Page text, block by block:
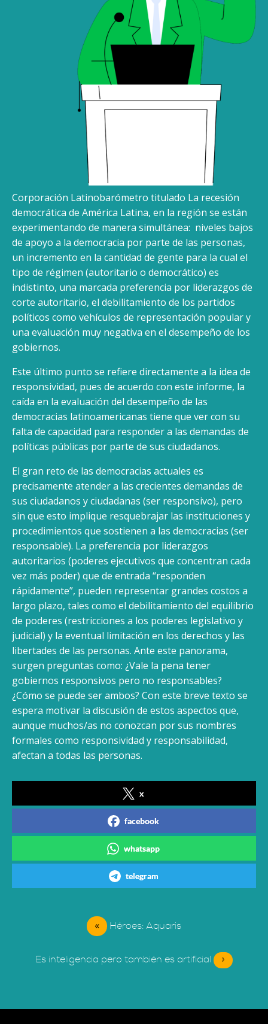
Corporación Latinobarómetro titulado La recesión
democrática de América Latina, en la región se están
experimentando de manera simultánea: niveles bajos
de apoyo a la democracia por parte de las personas,
un incremento en la cantidad de gente para la cual el
tipo de régimen (autoritario o democrático) es
indistinto, una marcada preferencia por liderazgos de
corte autoritario, el debilitamiento de los partidos
políticos como vehículos de representación popular y
una evaluación muy negativa en el desempeño de los
gobiernos.
Este último punto se refiere directamente a la idea de
responsividad, pues de acuerdo con este informe, la
caída en la evaluación del desempeño de las
democracias latinoamericanas tiene que ver con su
falta de capacidad para responder a las demandas de
políticas públicas por parte de sus ciudadanos.
El gran reto de las democracias actuales es
precisamente atender a las crecientes demandas de
sus ciudadanos y ciudadanas (ser responsivo), pero
sin que esto implique resquebrajar las instituciones y
procedimientos que sostienen a las democracias (ser
responsable). La preferencia por liderazgos
autoritarios (poderes ejecutivos que concentran cada
vez más poder) que de entrada “responden
rápidamente”, pueden representar grandes costos a
largo plazo, tales como el debilitamiento del equilibrio
de poderes (restricciones a los poderes legislativo y
judicial) y la eventual limitación en los derechos y las
libertades de las personas. Ante este panorama,
surgen preguntas como: ¿Vale la pena tener
gobiernos responsivos pero no responsables?
¿Cómo se puede ser ambos? Con este breve texto se
espera motivar la discusión de estos aspectos que,
aunque muchos/as no conozcan por sus nombres
formales como responsividad y responsabilidad,
afectan a todas las personas.
x
facebook
whatsapp
telegram
« Héroes: Aquaris
Es inteligencia pero también es artificial »